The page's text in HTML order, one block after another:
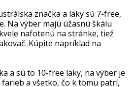
značka a laky sú 7-free,
Na výber majú úžasnú škálu
nafotenú na stránke, tiež
Kúpite napríklad na
a sú to 10-free laky, na výber je
a všetko, čo k tomu patrí,